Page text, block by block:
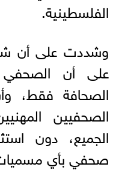
الفلسطينية.
وشددت على أن
على أن
الصحافة فقط،
الصحفيين
الجميع، دون
صحفي بأي